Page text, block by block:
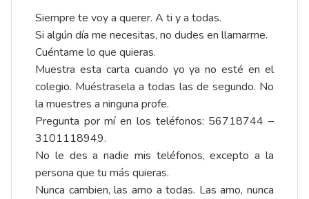
Siempre te voy a querer. A ti y a todas.
Si algún día me necesitas, no dudes en llamarme.
Cuéntame lo que quieras.
Muestra esta carta cuando yo ya no esté en el
colegio. Muéstrasela a todas las de segundo. No
la muestres a ninguna profe.
Pregunta por mí en los teléfonos: 56718744 –
3101118949.
No le des a nadie mis teléfonos, excepto a la
persona que tu más quieras.
Nunca cambien, las amo a todas. Las amo, nunca